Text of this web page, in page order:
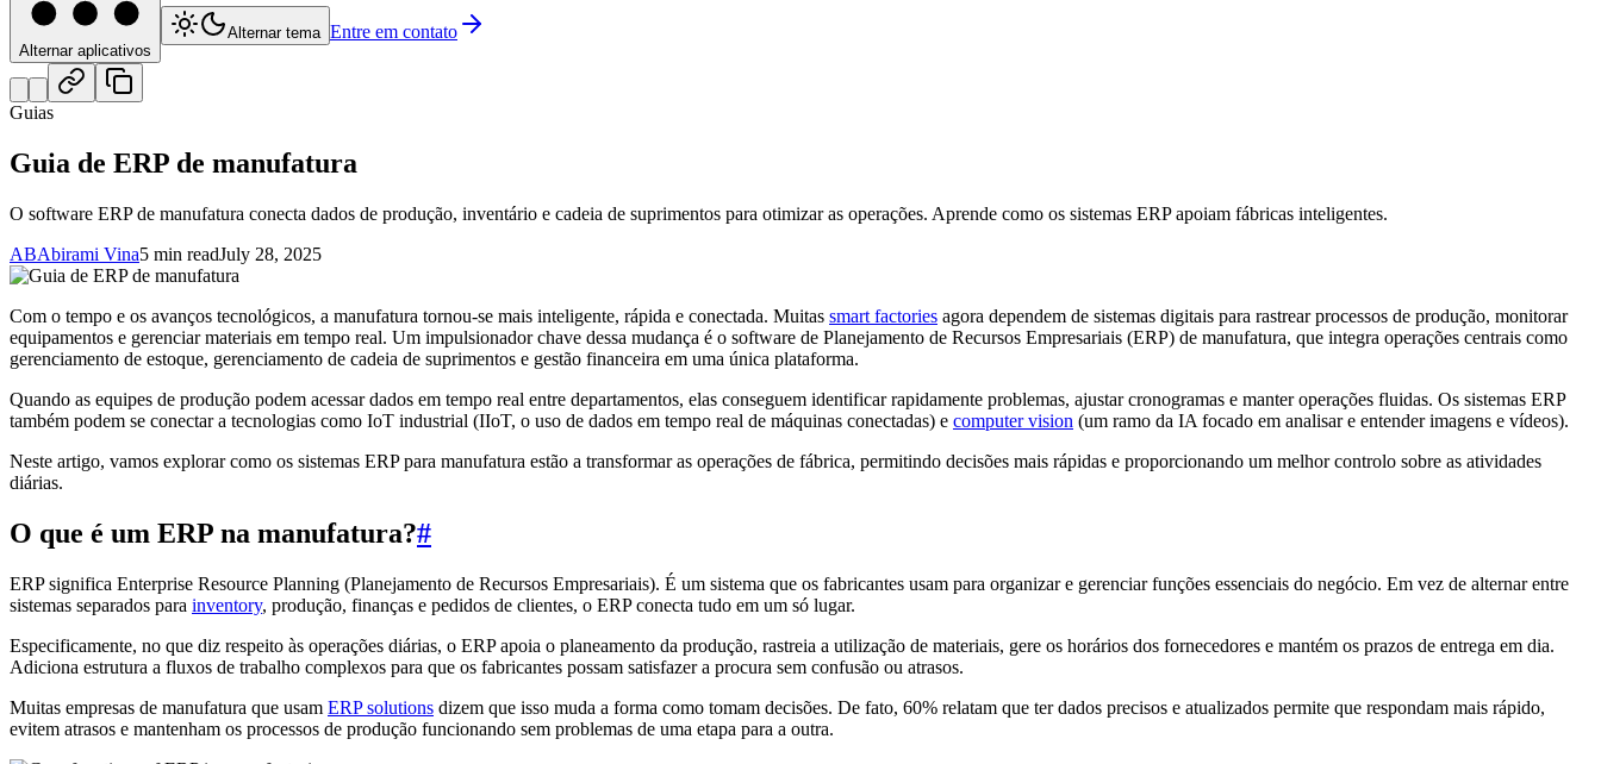
Alternar aplicativos
Alternar tema Entre em contato
Guias
Guia de ERP de manufatura
O software ERP de manufatura conecta dados de produção, inventário e cadeia de suprimentos para otimizar as operações. Aprende como os sistemas ERP apoiam fábricas inteligentes.
ABAbirami Vina5 min readJuly 28, 2025
Com o tempo e os avanços tecnológicos, a manufatura tornou-se mais inteligente, rápida e conectada. Muitas smart factories agora dependem de sistemas digitais para rastrear processos de produção, monitorar
equipamentos e gerenciar materiais em tempo real. Um impulsionador chave dessa mudança é o software de Planejamento de Recursos Empresariais (ERP) de manufatura, que integra operações centrais como
gerenciamento de estoque, gerenciamento de cadeia de suprimentos e gestão financeira em uma única plataforma.
Quando as equipes de produção podem acessar dados em tempo real entre departamentos, elas conseguem identificar rapidamente problemas, ajustar cronogramas e manter operações fluidas. Os sistemas ERP
também podem se conectar a tecnologias como IoT industrial (IIoT, o uso de dados em tempo real de máquinas conectadas) e computer vision (um ramo da IA focado em analisar e entender imagens e vídeos).
Neste artigo, vamos explorar como os sistemas ERP para manufatura estão a transformar as operações de fábrica, permitindo decisões mais rápidas e proporcionando um melhor controlo sobre as atividades
diárias.
O que é um ERP na manufatura?#
ERP significa Enterprise Resource Planning (Planejamento de Recursos Empresariais). É um sistema que os fabricantes usam para organizar e gerenciar funções essenciais do negócio. Em vez de alternar entre
sistemas separados para inventory, produção, finanças e pedidos de clientes, o ERP conecta tudo em um só lugar.
Especificamente, no que diz respeito às operações diárias, o ERP apoia o planeamento da produção, rastreia a utilização de materiais, gere os horários dos fornecedores e mantém os prazos de entrega em dia.
Adiciona estrutura a fluxos de trabalho complexos para que os fabricantes possam satisfazer a procura sem confusão ou atrasos.
Muitas empresas de manufatura que usam ERP solutions dizem que isso muda a forma como tomam decisões. De fato, 60% relatam que ter dados precisos e atualizados permite que respondam mais rápido,
evitem atrasos e mantenham os processos de produção funcionando sem problemas de uma etapa para a outra.